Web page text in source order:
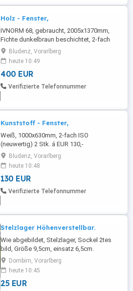
Holz - Fenster,
IVNORM 68, gebraucht, 2005x1370mm,
Fichte dunkelbraun beschichtet, 2-fach
Isolierglas Ug 1.1, 1Stk. EUR 400,-
Selbstabholung, Barzahlung bei
Abholung, Nr. P90/23Tel-Nr. +43 650 22 10
419
Bludenz, Vorarlberg
heute 10:49
400 EUR
Verifizierte Telefonnummer
Kunststoff - Fenster,
Weiß, 1000x630mm, 2-fach ISO
(neuwertig) 2 Stk. á EUR 130,-
Selbstabholung, Barzahlung bei
Abholung, Nr. P32/21 Tel-Nr. +43 650 22 10
419
Bludenz, Vorarlberg
heute 10:48
130 EUR
Verifizierte Telefonnummer
Stelzlager Höhenverstellbar.
Wie abgebildet, Stelzlager, Sockel 2tes
bild, Größe 9,5cm, einsatz 6,5cm.
zusammengesteckt eine höhe von15,5cm,
30 Stück vorhanden. Abzuholen vor Ort.
Dornbirn, Vorarlberg
heute 10:45
25 EUR